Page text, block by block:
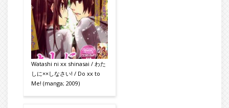
Watashi ni xx shinasai / わた
しに××しなさい! / Do xx to
Me! (manga; 2009)